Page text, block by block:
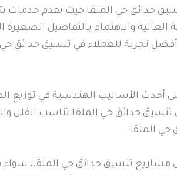
حدائق حي الملقا حيث تقدم خدمات
والاهتمام بالتفاصيل
تجربة للعملاء في تنسيق حدائق
أحدث الأساليب الهندسية في توزيع
تنسيق حدائق حي الملقا تناسب الفلل
حي الملقا.
مشاريع تنسيق حدائق حي الملقا،